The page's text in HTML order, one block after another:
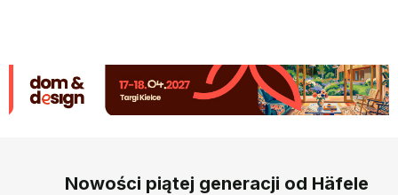
Nowości piątej generacji od Häfele